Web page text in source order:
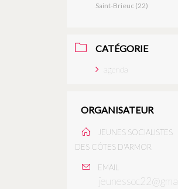
Saint-Brieuc (22)
CATÉGORIE
agenda
ORGANISATEUR
JEUNES SOCIALISTES
DES CÔTES D'ARMOR
EMAIL